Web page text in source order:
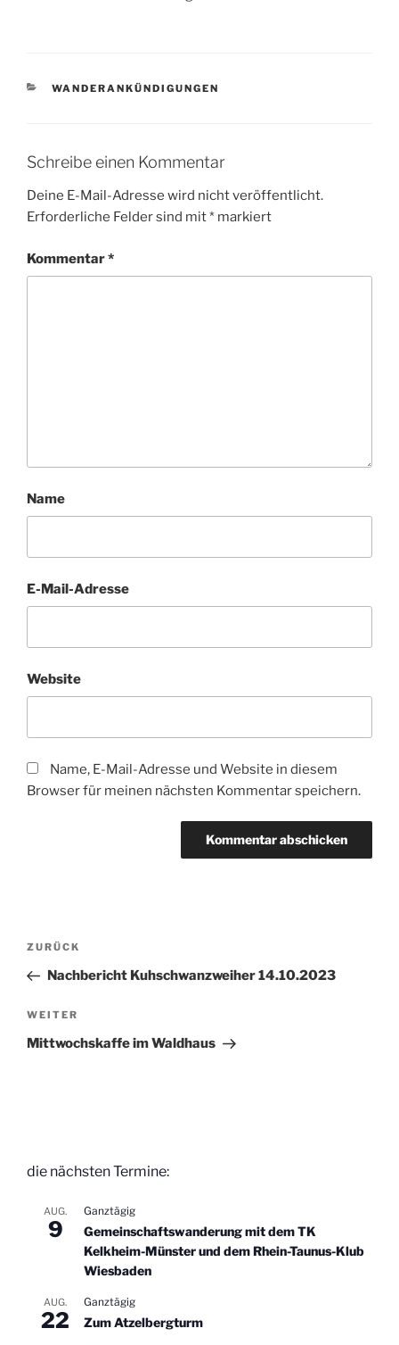
KATEGORIEN
WANDERANKÜNDIGUNGEN
Schreibe einen Kommentar
Deine E-Mail-Adresse wird nicht veröffentlicht.
Erforderliche Felder sind mit* markiert
Kommentar*
Name
E-Mail-Adresse
Website
Name, E-Mail-Adresse und Website in diesem
Browser für meinen nächsten Kommentar speichern.
Beitragsnavigation
Vorheriger
Beitrag
ZURÜCK
Nachbericht Kuhschwanzweiher 14.10.2023
Nächster
Beitrag
WEITER
Mittwochskaffe im Waldhaus
die nächsten Termine:
AUG.
9
Ganztägig
Gemeinschaftswanderung mit dem TK
Kelkheim-Münster und dem Rhein-Taunus-Klub
Wiesbaden
AUG.
22
Ganztägig
Zum Atzelbergturm